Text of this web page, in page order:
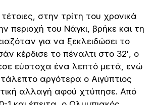
στην τρίτη του χρονικά
περιοχή του Νάγκι, βρήκε και τη
για να ξεκλειδώσει το
κέρδισε το πέναλτι στο 32′, ο
εύστοχα ένα λεπτό μετά, ενώ
αργότερα ο Αιγύπτιος
αλλαγή αφού χτύπησε. Από